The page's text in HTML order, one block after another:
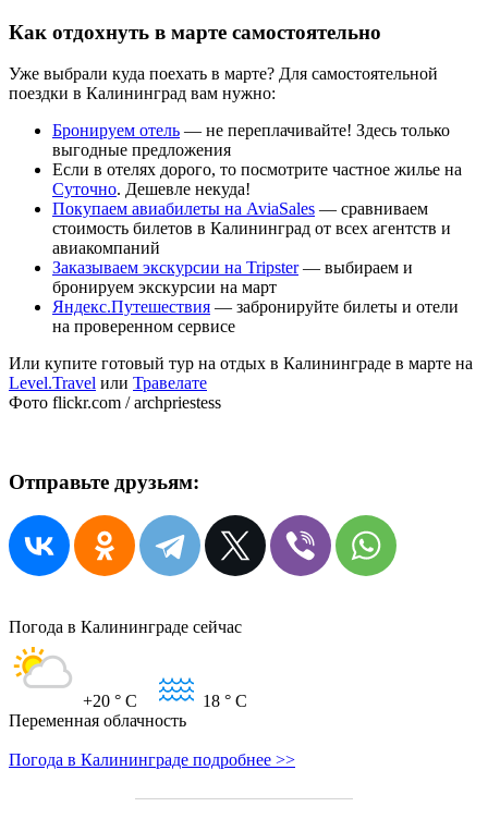
Как отдохнуть в марте самостоятельно
Уже выбрали куда поехать в марте? Для самостоятельной
поездки в Калининград вам нужно:
Бронируем отель — не переплачивайте! Здесь только
выгодные предложения
Если в отелях дорого, то посмотрите частное жилье на
Суточно. Дешевле некуда!
Покупаем авиабилеты на AviaSales — сравниваем
стоимость билетов в Калининград от всех агентств и
авиакомпаний
Заказываем экскурсии на Tripster — выбираем и
бронируем экскурсии на март
Яндекс.Путешествия — забронируйте билеты и отели
на проверенном сервисе
Или купите готовый тур на отдых в Калининграде в марте на
Level.Travel или Травелате
Фото flickr.com / archpriestess
Отправьте друзьям:
Погода в Калининграде сейчас
+20 ° C 18 ° C
Переменная облачность
Погода в Калининграде подробнее >>